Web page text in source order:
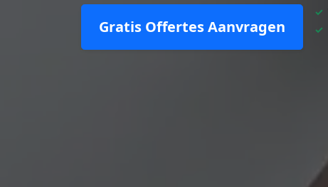
Gratis Offertes Aanvragen
✓
✓